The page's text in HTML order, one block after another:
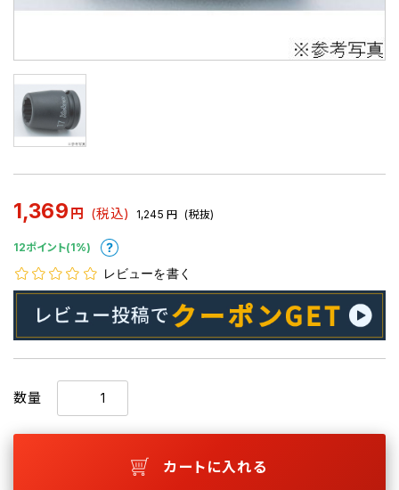
1,369 円 (税込) 1,245 円 (税抜)
12ポイント(1%)
レビューを書く
数量
カートに入れる